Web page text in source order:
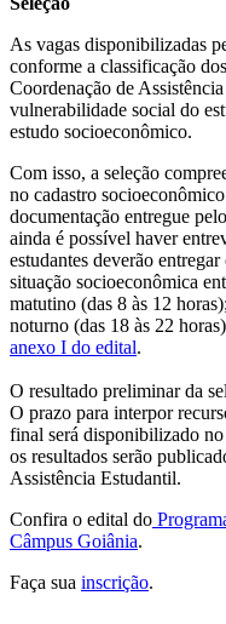
As vagas disponibilizadas
conforme a classificação
Coordenação de
vulnerabilidade social do
estudo socioeconômico.
Com isso, a seleção
no cadastro
documentação entregue
ainda é possível haver
estudantes deverão
situação socioeconômica
matutino (das 8 às 12
noturno (das 18 às 22
anexo I do edital.
O resultado preliminar da
O prazo para interpor
final será disponibilizado
os resultados serão
Assistência Estudantil.
Confira o edital do
Câmpus Goiânia.
Faça sua inscrição.